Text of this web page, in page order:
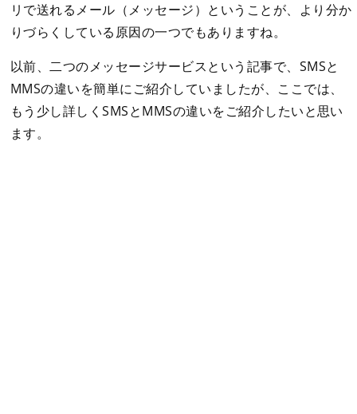
リで送れるメール（メッセージ）ということが、より分か
りづらくしている原因の一つでもありますね。
以前、二つのメッセージサービスという記事で、SMSと
MMSの違いを簡単にご紹介していましたが、ここでは、
もう少し詳しくSMSとMMSの違いをご紹介したいと思い
ます。